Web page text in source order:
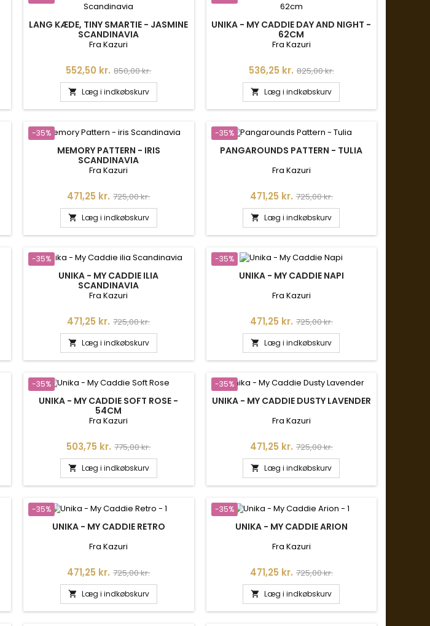
LANG KÆDE, TINY SMARTIE - JASMINE
SCANDINAVIA
Fra Kazuri
Pris
552,50 kr. Normalpris
850,00 kr.
 Læg i indkøbskurv
UNIKA - MY CADDIE DAY AND NIGHT -
62CM
Fra Kazuri
Pris
536,25 kr. Normalpris
825,00 kr.
 Læg i indkøbskurv
-35%
MEMORY PATTERN - IRIS
SCANDINAVIA
Fra Kazuri
Pris
471,25 kr. Normalpris
725,00 kr.
 Læg i indkøbskurv
-35%
PANGAROUNDS PATTERN - TULIA
Fra Kazuri
Pris
471,25 kr. Normalpris
725,00 kr.
 Læg i indkøbskurv
-35%
UNIKA - MY CADDIE ILIA
SCANDINAVIA
Fra Kazuri
Pris
471,25 kr. Normalpris
725,00 kr.
 Læg i indkøbskurv
-35%
UNIKA - MY CADDIE NAPI
Fra Kazuri
Pris
471,25 kr. Normalpris
725,00 kr.
 Læg i indkøbskurv
-35%
UNIKA - MY CADDIE SOFT ROSE -
54CM
Fra Kazuri
Pris
503,75 kr. Normalpris
775,00 kr.
 Læg i indkøbskurv
-35%
UNIKA - MY CADDIE DUSTY LAVENDER
Fra Kazuri
Pris
471,25 kr. Normalpris
725,00 kr.
 Læg i indkøbskurv
-35%
UNIKA - MY CADDIE RETRO
Fra Kazuri
Pris
471,25 kr. Normalpris
725,00 kr.
 Læg i indkøbskurv
-35%
UNIKA - MY CADDIE ARION
Fra Kazuri
Pris
471,25 kr. Normalpris
725,00 kr.
 Læg i indkøbskurv